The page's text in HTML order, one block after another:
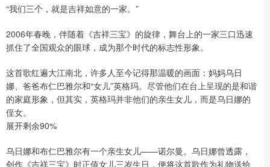
“我们三个，就是吉祥如意的一家。”
2006年春晚，伴随着《吉祥三宝》的旋律，舞台上的一家三口迅速
抓住了全国观众的眼球，成为那个时代的标志性形象。
这首歌红遍大江南北，许多人至今记得那温暖的画面：妈妈乌日
娜、爸爸布仁巴雅尔和“女儿”英格玛。尽管他们在台上呈现的是和谐
的家庭形象，但其实，英格玛并非他们的亲生女儿，而是乌日娜的
侄女。
展开剩余90%
乌日娜和布仁巴雅尔有一个亲生女儿——诺尔曼。乌日娜曾透露，
创作《吉祥三宝》时正值女儿三岁生日，便将这首歌作为礼物送给